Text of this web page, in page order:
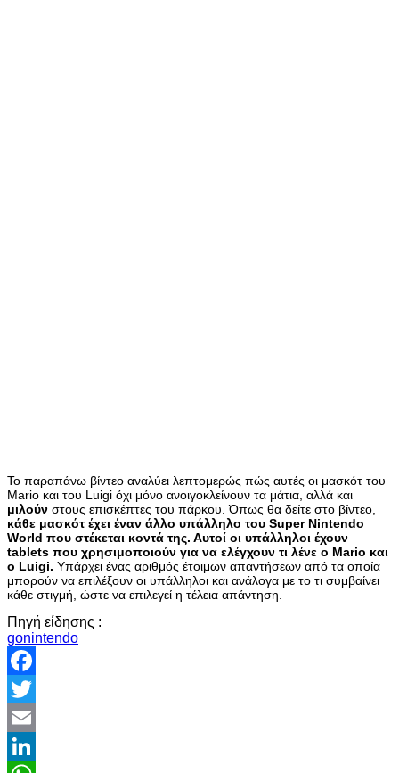
Το παραπάνω βίντεο αναλύει λεπτομερώς πώς αυτές οι μασκότ του
Mario και του Luigi όχι μόνο ανοιγοκλείνουν τα μάτια, αλλά και
μιλούν στους επισκέπτες του πάρκου. Όπως θα δείτε στο βίντεο,
κάθε μασκότ έχει έναν άλλο υπάλληλο του Super Nintendo
World που στέκεται κοντά της. Αυτοί οι υπάλληλοι έχουν
tablets που χρησιμοποιούν για να ελέγχουν τι λένε ο Mario και
ο Luigi. Υπάρχει ένας αριθμός έτοιμων απαντήσεων από τα οποία
μπορούν να επιλέξουν οι υπάλληλοι και ανάλογα με το τι συμβαίνει
κάθε στιγμή, ώστε να επιλεγεί η τέλεια απάντηση.
Πηγή είδησης :
gonintendo
Facebook
Twitter
Email